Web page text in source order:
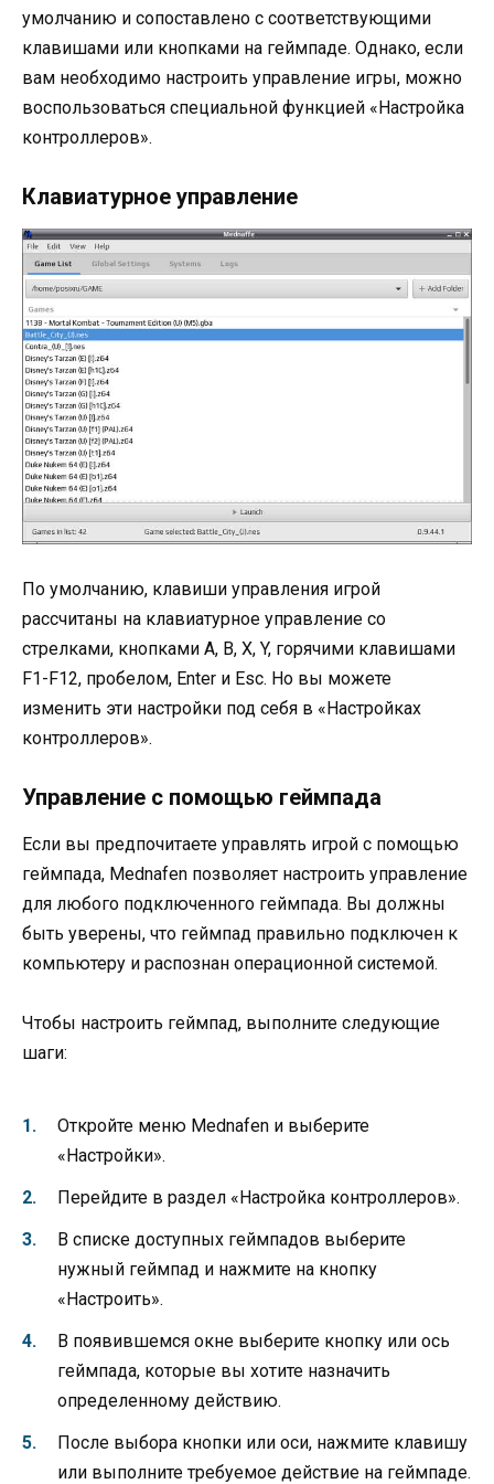
умолчанию и сопоставлено с соответствующими
клавишами или кнопками на геймпаде. Однако, если
вам необходимо настроить управление игры, можно
воспользоваться специальной функцией «Настройка
контроллеров».
Клавиатурное управление
По умолчанию, клавиши управления игрой
рассчитаны на клавиатурное управление со
стрелками, кнопками A, B, X, Y, горячими клавишами
F1-F12, пробелом, Enter и Esc. Но вы можете
изменить эти настройки под себя в «Настройках
контроллеров».
Управление с помощью геймпада
Если вы предпочитаете управлять игрой с помощью
геймпада, Mednafen позволяет настроить управление
для любого подключенного геймпада. Вы должны
быть уверены, что геймпад правильно подключен к
компьютеру и распознан операционной системой.
Чтобы настроить геймпад, выполните следующие
шаги:
Откройте меню Mednafen и выберите
«Настройки».
Перейдите в раздел «Настройка контроллеров».
В списке доступных геймпадов выберите
нужный геймпад и нажмите на кнопку
«Настроить».
В появившемся окне выберите кнопку или ось
геймпада, которые вы хотите назначить
определенному действию.
После выбора кнопки или оси, нажмите клавишу
или выполните требуемое действие на геймпаде.